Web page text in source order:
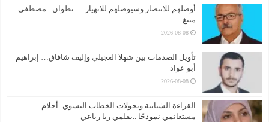
أوصلهم للانتصار وسيوصلهم للانهيار ….تطوان : مصطفى
منيغ
2026-08-08
تأويل الصدمات بين شهلا العجيلي وإليف شافاق… إبراهيم
أبو عواد
2026-08-08
القراءة الشبابية وتحولات الخطاب النسوي: أحلام
مستغانمي نموذجًا ..بقلمي ربا رباعي